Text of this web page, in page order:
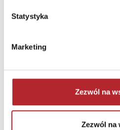
Statystyka
Marketing
Zezwól na
Zezwól na
NAJCZĘŚCIEJ
TOP 100